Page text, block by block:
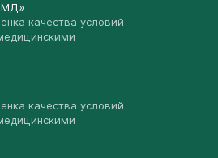
качества условий
качества условий